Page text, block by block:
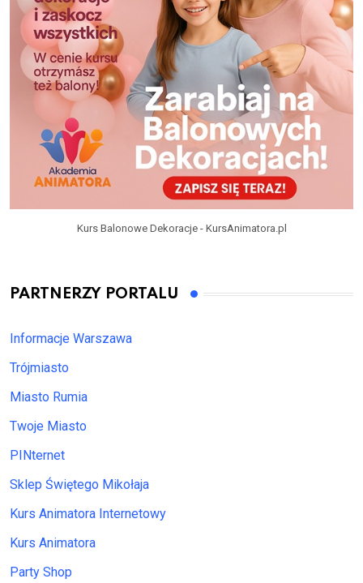
Kurs Balonowe Dekoracje - KursAnimatora.pl
PARTNERZY PORTALU
Informacje Warszawa
Trójmiasto
Miasto Rumia
Twoje Miasto
PINternet
Sklep Świętego Mikołaja
Kurs Animatora Internetowy
Kurs Animatora
Party Shop